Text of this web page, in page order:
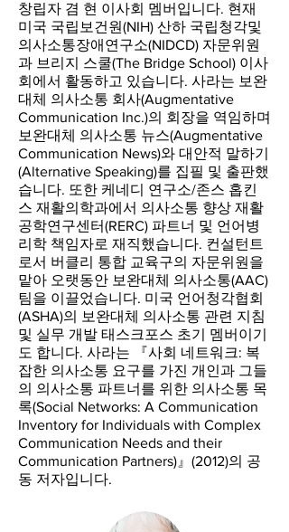
창립자 겸 현 이사회 멤버입니다. 현재
미국 국립보건원(NIH) 산하 국립청각및
의사소통장애연구소(NIDCD) 자문위원
과 브리지 스쿨(The Bridge School) 이사
회에서 활동하고 있습니다. 사라는 보완
대체 의사소통 회사(Augmentative
Communication Inc.)의 회장을 역임하며
보완대체 의사소통 뉴스(Augmentative
Communication News)와 대안적 말하기
(Alternative Speaking)를 집필 및 출판했
습니다. 또한 케네디 연구소/존스 홉킨
스 재활의학과에서 의사소통 향상 재활
공학연구센터(RERC) 파트너 및 언어병
리학 책임자로 재직했습니다. 컨설턴트
로서 버클리 통합 교육구의 자문위원을
맡아 오랫동안 보완대체 의사소통(AAC)
팀을 이끌었습니다. 미국 언어청각협회
(ASHA)의 보완대체 의사소통 관련 지침
및 실무 개발 태스크포스 초기 멤버이기
도 합니다. 사라는 『사회 네트워크: 복
잡한 의사소통 요구를 가진 개인과 그들
의 의사소통 파트너를 위한 의사소통 목
록(Social Networks: A Communication
Inventory for Individuals with Complex
Communication Needs and their
Communication Partners)』(2012)의 공
동 저자입니다.